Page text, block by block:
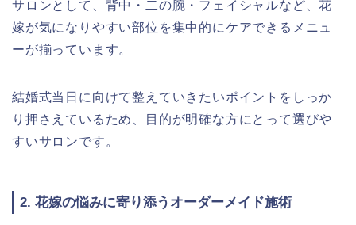
サロンとして、背中・二の腕・フェイシャルなど、花
嫁が気になりやすい部位を集中的にケアできるメニュ
ーが揃っています。
結婚式当日に向けて整えていきたいポイントをしっか
り押さえているため、目的が明確な方にとって選びや
すいサロンです。
2. 花嫁の悩みに寄り添うオーダーメイド施術